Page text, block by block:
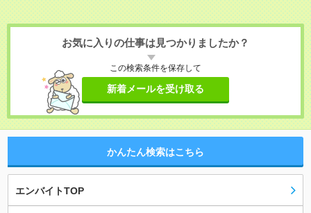
お気に入りの仕事は見つかりましたか？
この検索条件を保存して
新着メールを受け取る
かんたん検索はこちら
エンバイトTOP